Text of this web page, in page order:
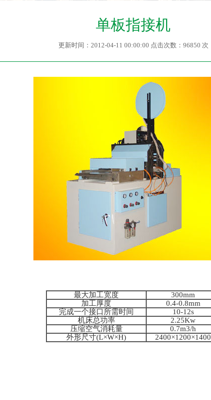
单板指接机
更新时间：2012-04-11 00:00:00 点击次数：96850 次
最大加工宽度
300mm
加工厚度
0.4-0.8mm
完成一个接口所需时间
10-12s
机床总功率
2.25Kw
压缩空气消耗量
0.7m3/h
外形尺寸(L×W×H)
2400×1200×1400